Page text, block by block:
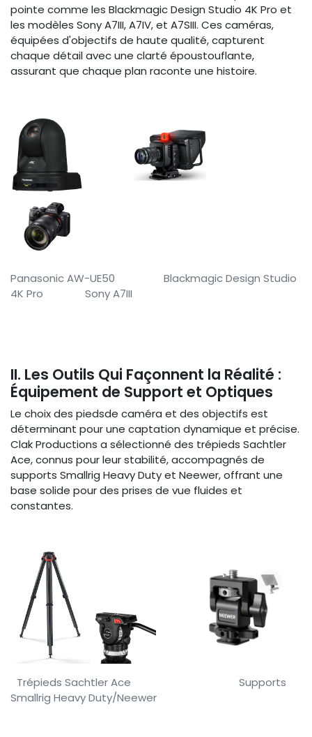
pointe comme les Blackmagic Design Studio 4K Pro et
les modèles Sony A7III, A7IV, et A7SIII. Ces caméras,
équipées d'objectifs de haute qualité, capturent
chaque détail avec une clarté époustouflante,
assurant que chaque plan raconte une histoire.
Panasonic AW-UE50
​Blackmagic Design Studio
4K Pro​ Sony A7III
II. Les Outils Qui Façonnent la Réalité :
Équipement de Support et Optiques
Le choix des piedsde caméra et des objectifs est
déterminant pour une captation dynamique et précise.
Clak Productions a sélectionné des trépieds Sachtler
Ace, connus pour leur stabilité, accompagnés de
supports Smallrig Heavy Duty et Neewer, offrant une
base solide pour des prises de vue fluides et
constantes.
​Trépieds Sachtler Ace
​ ​Supports
Smallrig Heavy Duty/Neewer